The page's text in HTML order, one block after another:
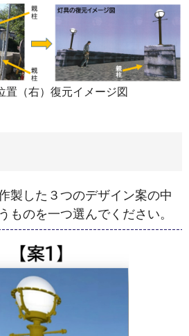
置（右）復元イメージ図
製した３つのデザイン案の中
ものを一つ選んでください。